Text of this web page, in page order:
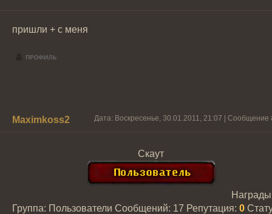
пришли + с меня
Maximkoss2 Дата: Воскресенье, 30.01.2011, 21:07 | Сообщение
Скаут
Группа: Пользователи Сообщений: 17 Репутация: 0